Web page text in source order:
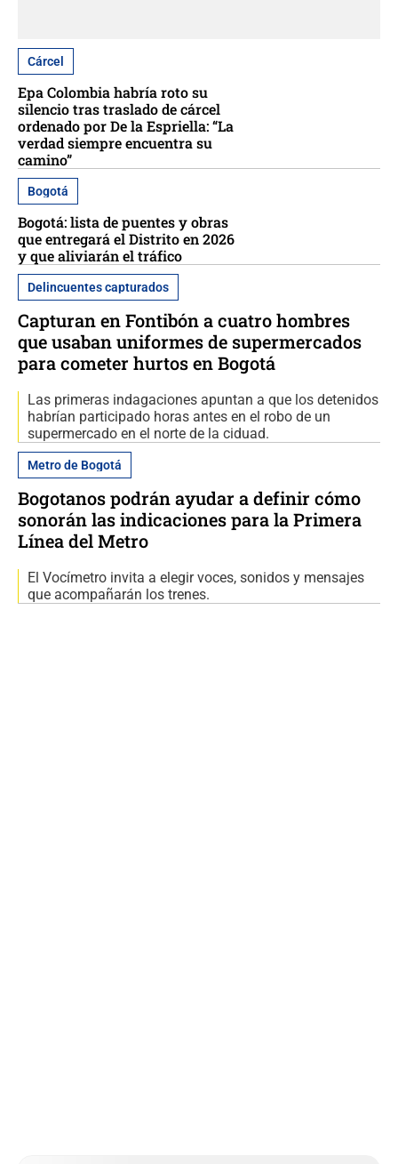
Cárcel
Epa Colombia habría roto su
silencio tras traslado de cárcel
ordenado por De la Espriella: “La
verdad siempre encuentra su
camino”
Bogotá
Bogotá: lista de puentes y obras
que entregará el Distrito en 2026
y que aliviarán el tráfico
Delincuentes capturados
Capturan en Fontibón a cuatro hombres
que usaban uniformes de supermercados
para cometer hurtos en Bogotá
Las primeras indagaciones apuntan a que los detenidos
habrían participado horas antes en el robo de un
supermercado en el norte de la ciduad.
Metro de Bogotá
Bogotanos podrán ayudar a definir cómo
sonorán las indicaciones para la Primera
Línea del Metro
El Vocímetro invita a elegir voces, sonidos y mensajes
que acompañarán los trenes.